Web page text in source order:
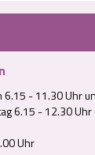
6.15 - 11.30 Uhr
6.15 - 12.30
Uhr